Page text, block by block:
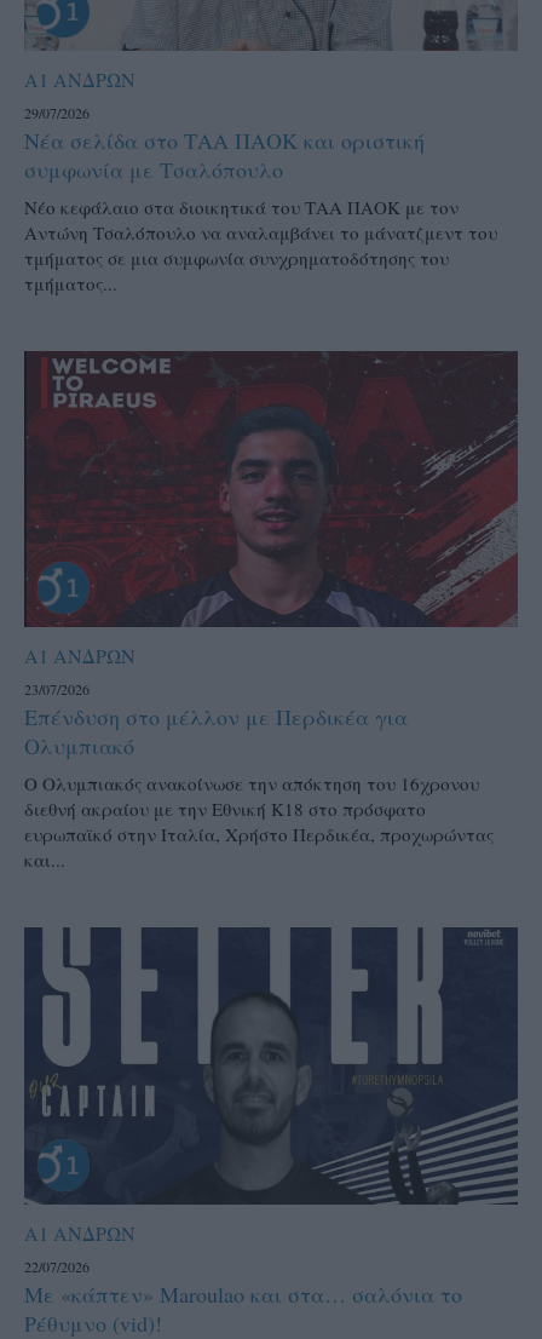
Α1 ΑΝΔΡΩΝ
29/07/2026
Νέα σελίδα στο ΤΑΑ ΠΑΟΚ και οριστική
συμφωνία με Τσαλόπουλο
Νέο κεφάλαιο στα διοικητικά του ΤΑΑ ΠΑΟΚ με τον
Αντώνη Τσαλόπουλο να αναλαμβάνει το μάνατζμεντ του
τμήματος σε μια συμφωνία συνχρηματοδότησης του
τμήματος...
Α1 ΑΝΔΡΩΝ
23/07/2026
Επένδυση στο μέλλον με Περδικέα για
Ολυμπιακό
Ο Ολυμπιακός ανακοίνωσε την απόκτηση του 16χρονου
διεθνή ακραίου με την Εθνική Κ18 στο πρόσφατο
ευρωπαϊκό στην Ιταλία, Χρήστο Περδικέα, προχωρώντας
και...
Α1 ΑΝΔΡΩΝ
22/07/2026
Με «κάπτεν» Maroulao και στα… σαλόνια το
Ρέθυμνο (vid)!